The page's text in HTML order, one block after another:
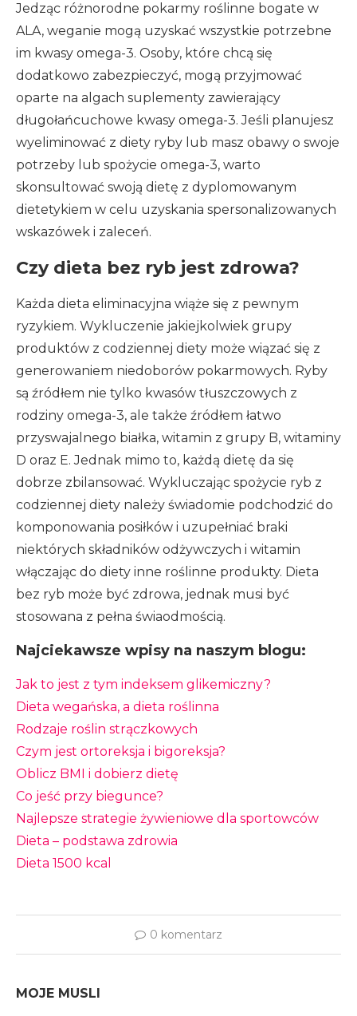
Jedząc różnorodne pokarmy roślinne bogate w
ALA, weganie mogą uzyskać wszystkie potrzebne
im kwasy omega-3. Osoby, które chcą się
dodatkowo zabezpieczyć, mogą przyjmować
oparte na algach suplementy zawierający
długołańcuchowe kwasy omega-3. Jeśli planujesz
wyeliminować z diety ryby lub masz obawy o swoje
potrzeby lub spożycie omega-3, warto
skonsultować swoją dietę z dyplomowanym
dietetykiem w celu uzyskania spersonalizowanych
wskazówek i zaleceń.
Czy dieta bez ryb jest zdrowa?
Każda dieta eliminacyjna wiąże się z pewnym
ryzykiem. Wykluczenie jakiejkolwiek grupy
produktów z codziennej diety może wiązać się z
generowaniem niedoborów pokarmowych. Ryby
są źródłem nie tylko kwasów tłuszczowych z
rodziny omega-3, ale także źródłem łatwo
przyswajalnego białka, witamin z grupy B, witaminy
D oraz E. Jednak mimo to, każdą dietę da się
dobrze zbilansować. Wykluczając spożycie ryb z
codziennej diety należy świadomie podchodzić do
komponowania posiłków i uzupełniać braki
niektórych składników odżywczych i witamin
włączając do diety inne roślinne produkty. Dieta
bez ryb może być zdrowa, jednak musi być
stosowana z pełna świaodmością.
Najciekawsze wpisy na naszym blogu:
Jak to jest z tym indeksem glikemiczny?
Dieta wegańska, a dieta roślinna
Rodzaje roślin strączkowych
Czym jest ortoreksja i bigoreksja?
Oblicz BMI i dobierz dietę
Co jeść przy biegunce?
Najlepsze strategie żywieniowe dla sportowców
Dieta – podstawa zdrowia
Dieta 1500 kcal
0 komentarz
MOJE MUSLI